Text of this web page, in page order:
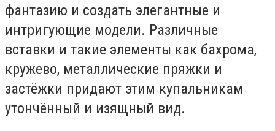
фантазию и создать элегантные и
интригующие модели. Различные
вставки и такие элементы как бахрома,
кружево, металлические пряжки и
застёжки придают этим купальникам
утончённый и изящный вид.